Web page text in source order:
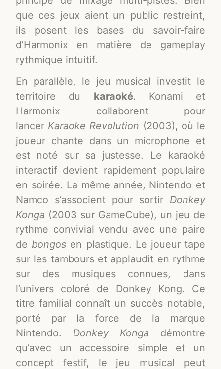
que ces jeux aient un public restreint,
ils posent les bases du savoir-faire
d’Harmonix en matière de gameplay
rythmique intuitif.
En parallèle, le jeu musical investit le
territoire du karaoké. Konami et
Harmonix collaborent pour
lancer Karaoke Revolution (2003), où le
joueur chante dans un microphone et
est noté sur sa justesse. Le karaoké
interactif devient rapidement populaire
en soirée. La même année, Nintendo et
Namco s’associent pour sortir Donkey
Konga (2003 sur GameCube), un jeu de
rythme convivial vendu avec une paire
de bongos en plastique. Le joueur tape
sur les tambours et applaudit en rythme
sur des musiques connues, dans
l’univers coloré de Donkey Kong. Ce
titre familial connaît un succès notable,
porté par la force de la marque
Nintendo. Donkey Konga démontre
qu’avec un accessoire simple et un
concept festif, le jeu musical peut